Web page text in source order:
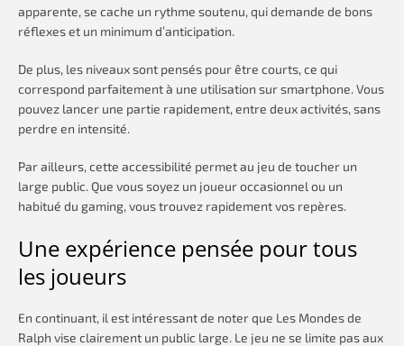
apparente, se cache un rythme soutenu, qui demande de bons
réflexes et un minimum d’anticipation.
De plus, les niveaux sont pensés pour être courts, ce qui
correspond parfaitement à une utilisation sur smartphone. Vous
pouvez lancer une partie rapidement, entre deux activités, sans
perdre en intensité.
Par ailleurs, cette accessibilité permet au jeu de toucher un
large public. Que vous soyez un joueur occasionnel ou un
habitué du gaming, vous trouvez rapidement vos repères.
Une expérience pensée pour tous
les joueurs
En continuant, il est intéressant de noter que Les Mondes de
Ralph vise clairement un public large. Le jeu ne se limite pas aux